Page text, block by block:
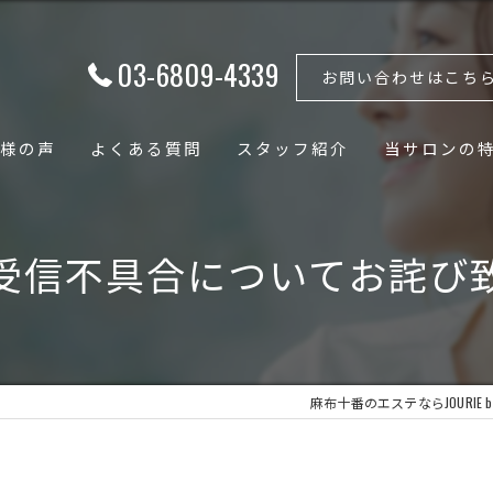
03-6809-4339 お問い合わせはこち
の声 よくある質問 スタッフ紹介 当サロンの
ボディ
小顔
信不具合についてお詫び
麻布十番のエステならJOURIE